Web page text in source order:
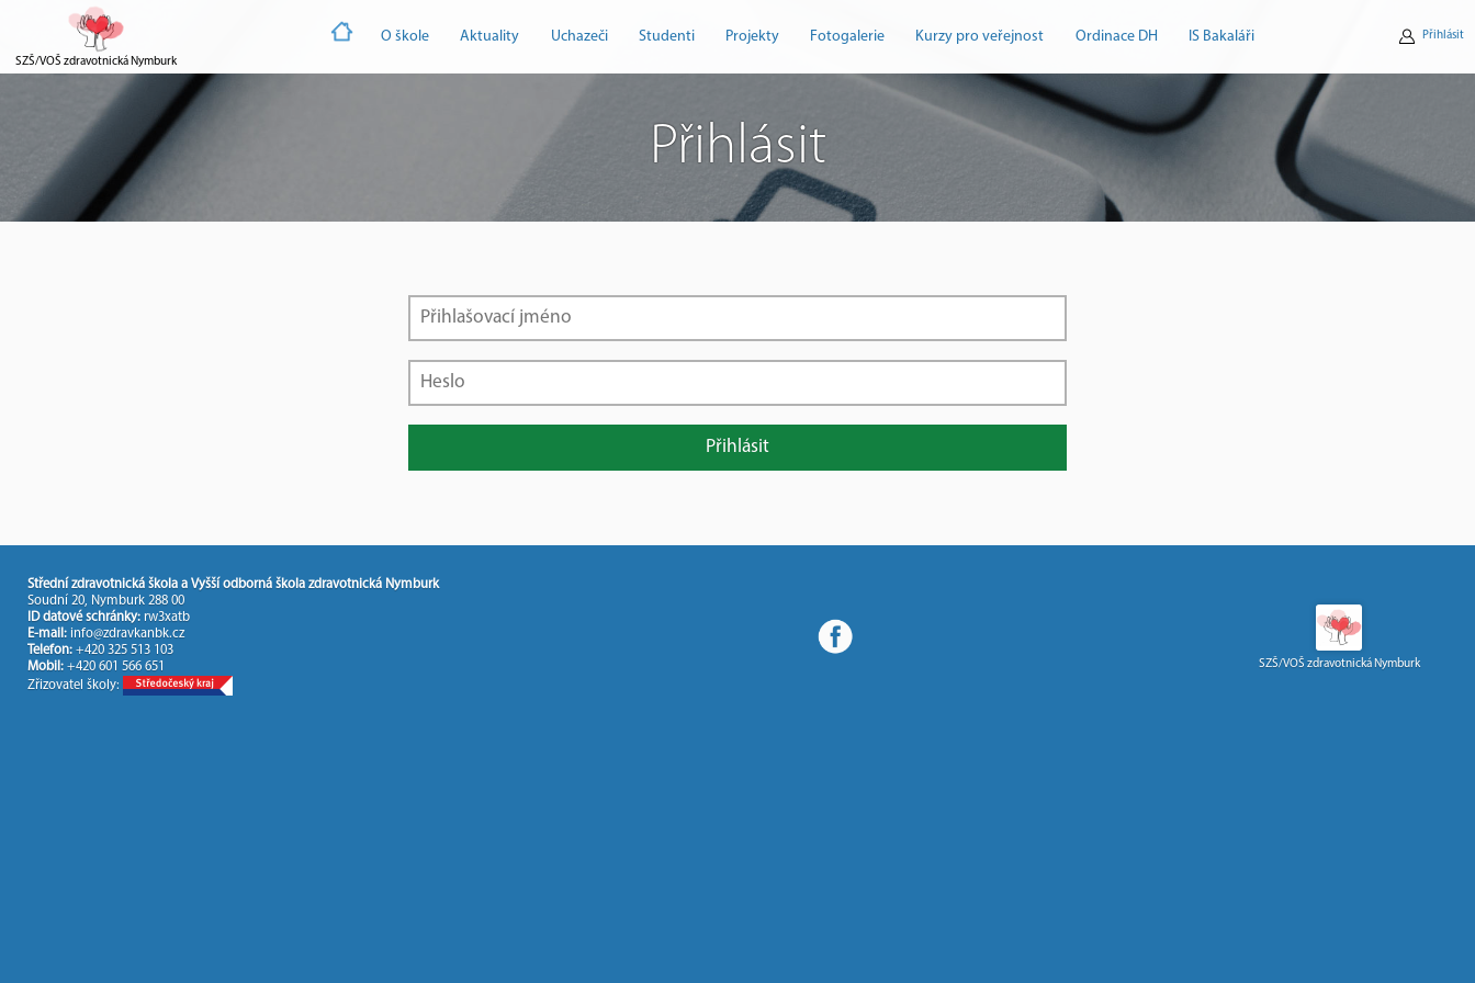
SZŠ/VOŠ zdravotnická Nymburk
Přihlásit
O škole Aktuality Uchazeči Studenti Projekty Fotogalerie Kurzy pro veřejnost Ordinace DH IS Bakaláři
Přihlásit
Střední zdravotnická škola a Vyšší odborná škola zdravotnická Nymburk
Soudní 20, Nymburk 288 00
ID datové schránky: rw3xatb
E-mail: info@zdravkanbk.cz
Telefon: +420 325 513 103
Mobil: +420 601 566 651
Zřizovatel školy:
SZŠ/VOŠ zdravotnická Nymburk